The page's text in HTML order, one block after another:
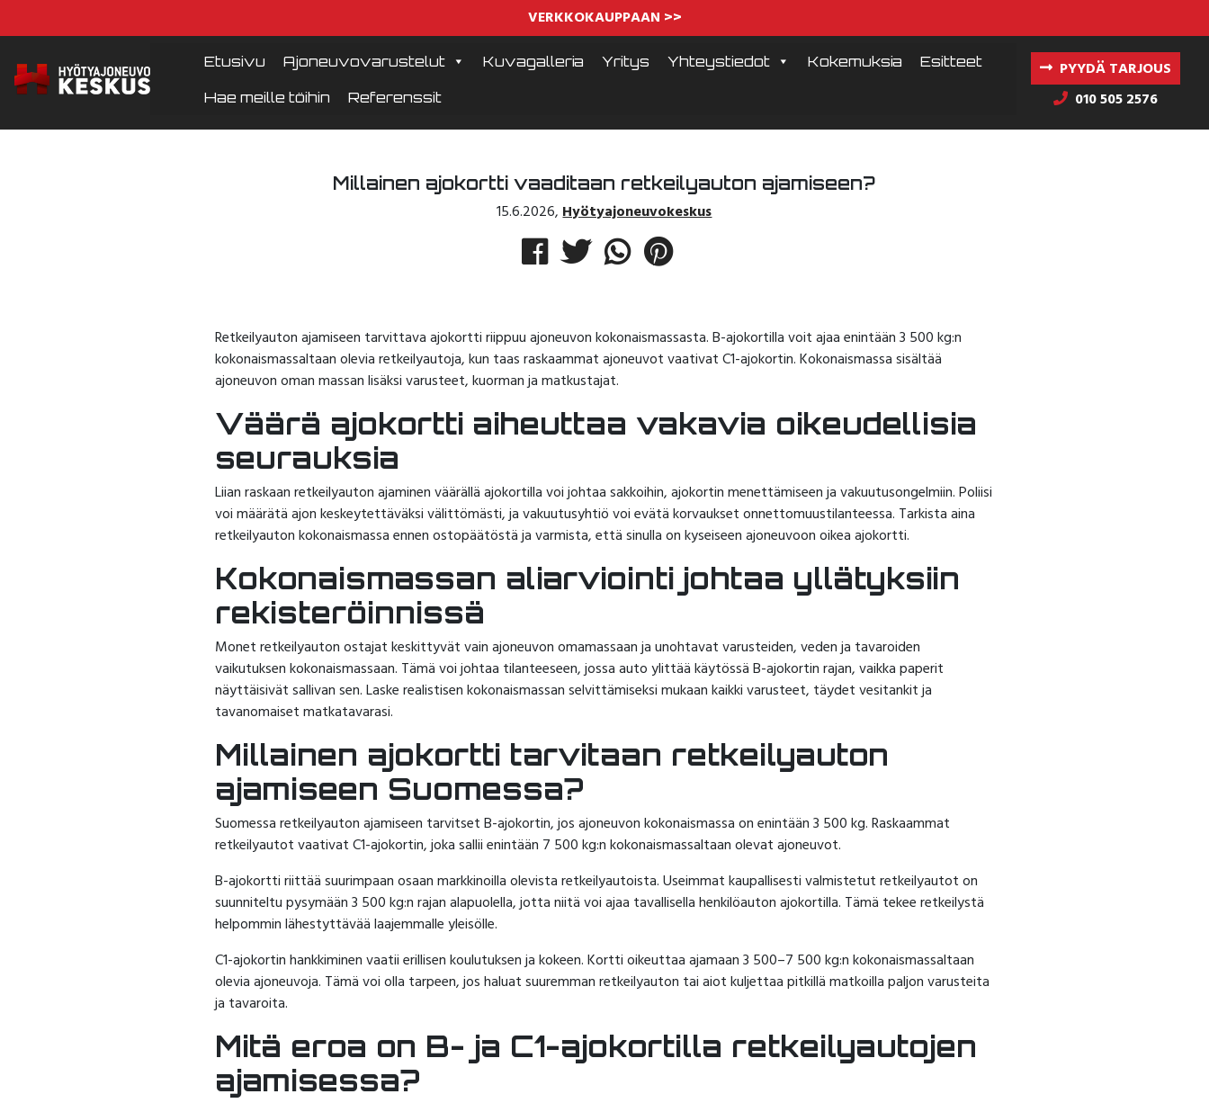
VERKKOKAUPPAAN >>
Etusivu Ajoneuvovarustelut Kuvagalleria Yritys Yhteystiedot Kokemuksia
Esitteet
Hae meille töihin
Referenssit
PYYDÄ TARJOUS
010 505 2576
Millainen ajokortti vaaditaan retkeilyauton ajamiseen?
15.6.2026,Hyötyajoneuvokeskus
Retkeilyauton ajamiseen tarvittava ajokortti riippuu ajoneuvon kokonaismassasta. B-ajokortilla voit ajaa enintään 3 500 kg:n
kokonaismassaltaan olevia retkeilyautoja, kun taas raskaammat ajoneuvot vaativat C1-ajokortin. Kokonaismassa sisältää
ajoneuvon oman massan lisäksi varusteet, kuorman ja matkustajat.
Väärä ajokortti aiheuttaa vakavia oikeudellisia
seurauksia
Liian raskaan retkeilyauton ajaminen väärällä ajokortilla voi johtaa sakkoihin, ajokortin menettämiseen ja vakuutusongelmiin. Poliisi
voi määrätä ajon keskeytettäväksi välittömästi, ja vakuutusyhtiö voi evätä korvaukset onnettomuustilanteessa. Tarkista aina
retkeilyauton kokonaismassa ennen ostopäätöstä ja varmista, että sinulla on kyseiseen ajoneuvoon oikea ajokortti.
Kokonaismassan aliarviointi johtaa yllätyksiin
rekisteröinnissä
Monet retkeilyauton ostajat keskittyvät vain ajoneuvon omamassaan ja unohtavat varusteiden, veden ja tavaroiden
vaikutuksen kokonaismassaan. Tämä voi johtaa tilanteeseen, jossa auto ylittää käytössä B-ajokortin rajan, vaikka paperit
näyttäisivät sallivan sen. Laske realistisen kokonaismassan selvittämiseksi mukaan kaikki varusteet, täydet vesitankit ja
tavanomaiset matkatavarasi.
Millainen ajokortti tarvitaan retkeilyauton
ajamiseen Suomessa?
Suomessa retkeilyauton ajamiseen tarvitset B-ajokortin, jos ajoneuvon kokonaismassa on enintään 3 500 kg. Raskaammat
retkeilyautot vaativat C1-ajokortin, joka sallii enintään 7 500 kg:n kokonaismassaltaan olevat ajoneuvot.
B-ajokortti riittää suurimpaan osaan markkinoilla olevista retkeilyautoista. Useimmat kaupallisesti valmistetut retkeilyautot on
suunniteltu pysymään 3 500 kg:n rajan alapuolella, jotta niitä voi ajaa tavallisella henkilöauton ajokortilla. Tämä tekee retkeilystä
helpommin lähestyttävää laajemmalle yleisölle.
C1-ajokortin hankkiminen vaatii erillisen koulutuksen ja kokeen. Kortti oikeuttaa ajamaan 3 500–7 500 kg:n kokonaismassaltaan
olevia ajoneuvoja. Tämä voi olla tarpeen, jos haluat suuremman retkeilyauton tai aiot kuljettaa pitkillä matkoilla paljon varusteita
ja tavaroita.
Mitä eroa on B- ja C1-ajokortilla retkeilyautojen
ajamisessa?